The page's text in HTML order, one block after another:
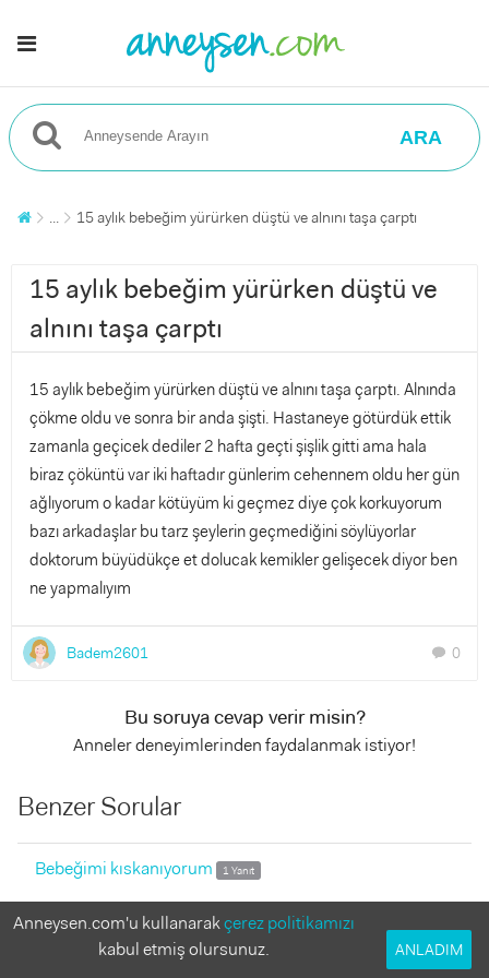
ARA
... 15 aylık bebeğim yürürken düştü ve alnını taşa çarptı
15 aylık bebeğim yürürken düştü ve
alnını taşa çarptı
15 aylık bebeğim yürürken düştü ve alnını taşa çarptı. Alnında
çökme oldu ve sonra bir anda şişti. Hastaneye götürdük ettik
zamanla geçicek dediler 2 hafta geçti şişlik gitti ama hala
biraz çöküntü var iki haftadır günlerim cehennem oldu her gün
ağlıyorum o kadar kötüyüm ki geçmez diye çok korkuyorum
bazı arkadaşlar bu tarz şeylerin geçmediğini söylüyorlar
doktorum büyüdükçe et dolucak kemikler gelişecek diyor ben
ne yapmalıyım
Badem2601 chat 0
Bu soruya cevap verir misin?
Anneler deneyimlerinden faydalanmak istiyor!
Benzer Sorular
Bebeğimi kıskanıyorum 1 Yanıt
Ne olur bir cozum söyleyin 1 Yanıt
Anneysen.com'u kullanarakçerez politikamızı
kabul etmiş olursunuz.
ANLADIM